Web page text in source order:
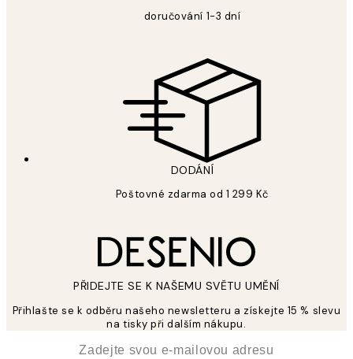
doručování 1-3 dní
DODÁNÍ
Poštovné zdarma od 1 299 Kč
PŘIDEJTE SE K NAŠEMU SVĚTU UMĚNÍ
Přihlašte se k odběru našeho newsletteru a získejte 15 % slevu
na tisky při dalším nákupu.